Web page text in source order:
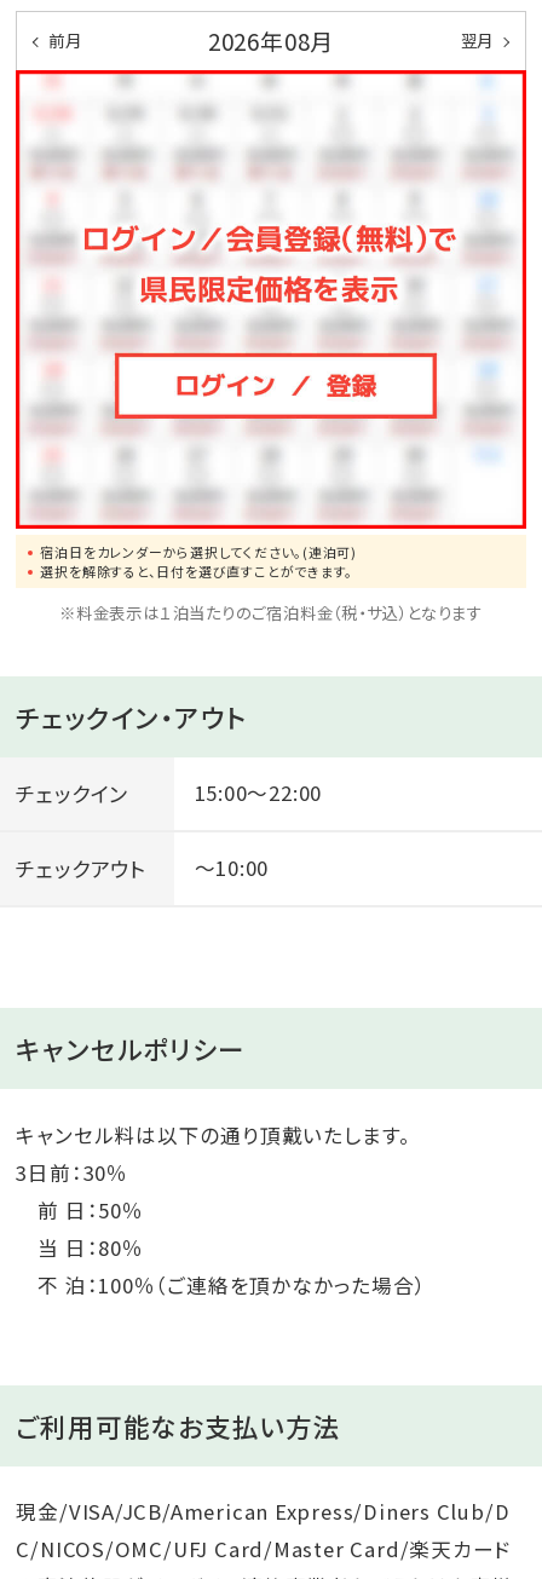
来宮駅⇔熱海風雅で無料送迎を行っております。
来宮駅発 14:45／15:45／16:45／17:45
事前予約サービス（モバイルオーダー）にてご予約が可
能です。
※道路状況により遅れる場合がございます
※乗車定員に限りがありますので前日までのご予約を
お願いいたします
※タクシーをご利用の場合は、熱海駅から当館まで約
1,500円でご利用いただけます。
＜ご注意事項＞
・チェックイン予定時間から3時間を過ぎてもご連絡が
ない場合は、
お客様都合によるお取り消しとさせて頂きますのでご
了承下さい。
・入湯税150円、宿泊税200円（12歳以上）が別途課税と
――――――――――――――――――――――
トを記事でご紹介中♪
――――――――――――――――――――――
前月 2026年08月 翌月
宿泊日をカレンダーから選択してください。(連泊可)
選択を解除すると、日付を選び直すことができます。
※料金表示は１泊当たりのご宿泊料金（税・サ込）となります
チェックイン・アウト
チェックイン 15:00～22:00
チェックアウト ～10:00
キャンセルポリシー
キャンセル料は以下の通り頂戴いたします。
3日前：30％
前 日：50％
当 日：80％
不 泊：100％（ご連絡を頂かなかった場合）
ご利用可能なお支払い方法
現金/VISA/JCB/American Express/Diners Club/D
C/NICOS/OMC/UFJ Card/Master Card/楽天カード